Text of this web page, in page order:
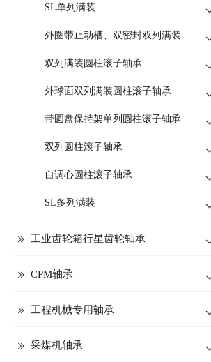
SL单列满装
外圈带止动槽、双密封双列满装
双列满装圆柱滚子轴承
外球面双列满装圆柱滚子轴承
带圆盘保持架单列圆柱滚子轴承
双列圆柱滚子轴承
自调心圆柱滚子轴承
SL多列满装
工业齿轮箱行星齿轮轴承
CPM轴承
工程机械专用轴承
采煤机轴承